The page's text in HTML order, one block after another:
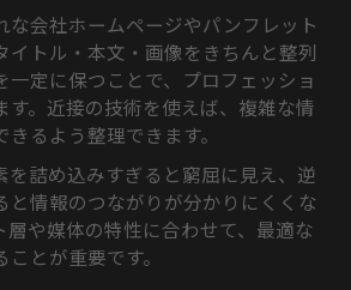
な会社ホームページやパンフレット
イトル・本文・画像をきちんと整列
一定に保つことで、プロフェッショ
す。近接の技術を使えば、複雑な情
るよう整理できます。
を詰め込みすぎると窮屈に見え、逆
と情報のつながりが分かりにくくな
層や媒体の特性に合わせて、最適な
とが重要です。